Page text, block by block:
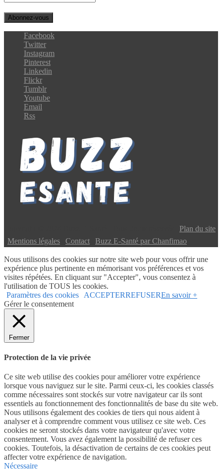
Facebook
Twitter
Instagram
Pinterest
Linkedin
Flickr
Tumblr
Youtube
Email
Rss
Plan du site
Mentions légales Contact Buzz E-Santé par Chanfimao
Nous utilisons des cookies sur notre site web pour vous offrir une
expérience plus pertinente en mémorisant vos préférences et vos
visites répétées. En cliquant sur "Accepter", vous consentez à
l'utilisation de TOUS les cookies.
Paramètres des cookies
ACCEPTERREFUSEREn savoir +
Gérer le consentement
Fermer
Protection de la vie privée
Ce site web utilise des cookies pour améliorer votre expérience
lorsque vous naviguez sur le site. Parmi ceux-ci, les cookies classés
comme nécessaires sont stockés sur votre navigateur car ils sont
essentiels au fonctionnement des fonctionnalités de base du site web.
Nous utilisons également des cookies de tiers qui nous aident à
analyser et à comprendre comment vous utilisez ce site web. Ces
cookies ne seront stockés dans votre navigateur qu'avec votre
consentement. Vous avez également la possibilité de refuser ces
cookies. Toutefois, la désactivation de certains de ces cookies peut
affecter votre expérience de navigation.
Nécessaire